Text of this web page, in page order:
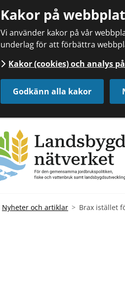
Kakor på
Vi använder kakor på vår
underlag för att förbättra
Kakor (cookies) och analys
Godkänn alla kakor
Nyheter och artiklar Brax istället